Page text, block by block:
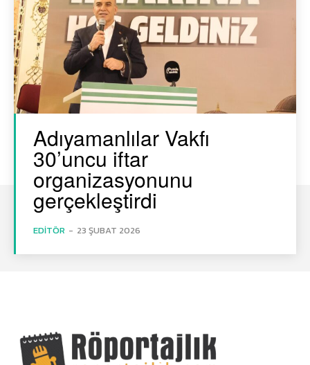
Adıyamanlılar Vakfı
30’uncu iftar
organizasyonunu
gerçekleştirdi
EDITÖR - 23 ŞUBAT 2026